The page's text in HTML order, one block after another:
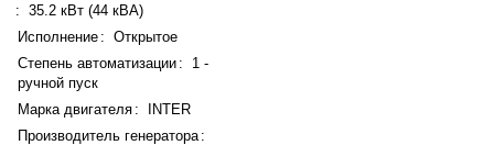
: 35.2 кВт (44 кВА)
Исполнение : Открытое
Степень автоматизации :
1 -
ручной пуск
Марка двигателя :
INTER
Производитель генератора :